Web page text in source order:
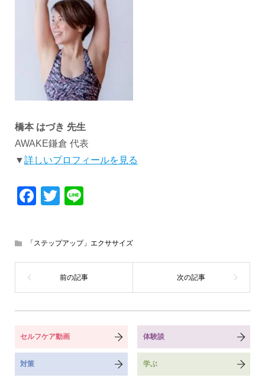
橋本 はづき 先生
AWAKE鎌倉 代表
▼詳しいプロフィールを見る
Facebook
Twitter
「ステップアップ」エクササイズ
セルフケア動画 体験談
対策 学ぶ